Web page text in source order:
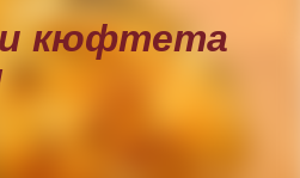
кюфтета